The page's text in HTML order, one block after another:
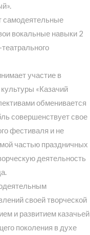
самодеятельные
вокальные навыки 2
участие в
«Казачий
обменивается
совершенствует свое
фестиваля и не
частью праздничных
деятельность
своей творческой
и развитием казачьей
поколения в духе